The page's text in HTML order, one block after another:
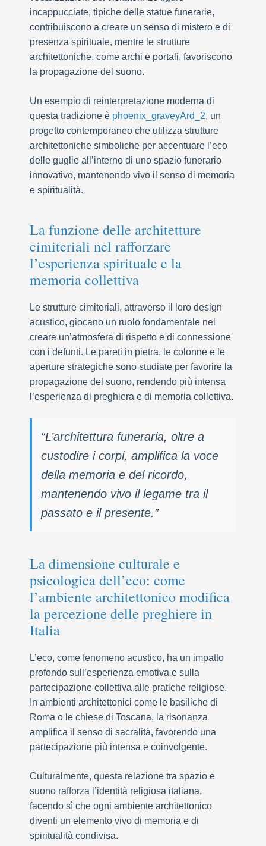
incappucciate, tipiche delle statue funerarie,
contribuiscono a creare un senso di mistero e di
presenza spirituale, mentre le strutture
architettoniche, come archi e portali, favoriscono
la propagazione del suono.
Un esempio di reinterpretazione moderna di
questa tradizione è phoenix_graveyArd_2, un
progetto contemporaneo che utilizza strutture
architettoniche simboliche per accentuare l’eco
delle guglie all’interno di uno spazio funerario
innovativo, mantenendo vivo il senso di memoria
e spiritualità.
La funzione delle architetture
cimiteriali nel rafforzare
l’esperienza spirituale e la
memoria collettiva
Le strutture cimiteriali, attraverso il loro design
acustico, giocano un ruolo fondamentale nel
creare un’atmosfera di rispetto e di connessione
con i defunti. Le pareti in pietra, le colonne e le
aperture strategiche sono studiate per favorire la
propagazione del suono, rendendo più intensa
l’esperienza di preghiera e di memoria collettiva.
“L’architettura funeraria, oltre a
custodire i corpi, amplifica la voce
della memoria e del ricordo,
mantenendo vivo il legame tra il
passato e il presente.”
La dimensione culturale e
psicologica dell’eco: come
l’ambiente architettonico modifica
la percezione delle preghiere in
Italia
L’eco, come fenomeno acustico, ha un impatto
profondo sull’esperienza emotiva e sulla
partecipazione collettiva alle pratiche religiose.
In ambienti architettonici come le basiliche di
Roma o le chiese di Toscana, la risonanza
amplifica il senso di sacralità, favorendo una
partecipazione più intensa e coinvolgente.
Culturalmente, questa relazione tra spazio e
suono rafforza l’identità religiosa italiana,
facendo sì che ogni ambiente architettonico
diventi un elemento vivo di memoria e di
spiritualità condivisa.